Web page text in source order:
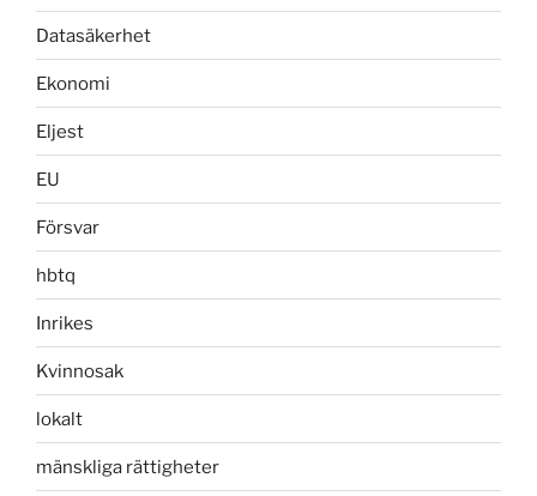
Datasäkerhet
Ekonomi
Eljest
EU
Försvar
hbtq
Inrikes
Kvinnosak
lokalt
mänskliga rättigheter